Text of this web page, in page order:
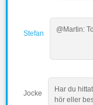
Stefan @Martin:
Jocke
Har du
hör eller